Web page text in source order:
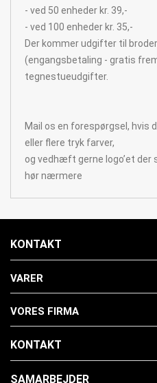
- ved 50 enheder kr. 39,-
- ved 100 enheder kr. 35,-
Der kommer udgifter til
(engangsbetaling - gratis
tegnestueudgifter.
Mail os en forespørgsel, hvis
eller flere tryk farver,
og vedhæft gerne logo’et der
hør nærmere
KONTAKT
VARER
VORES FIRMA
KONTAKT
SAMARBEJDER